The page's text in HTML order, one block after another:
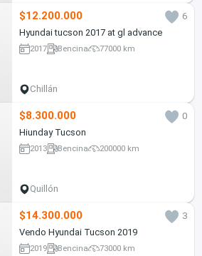
$12.200.000
6
Hyundai tucson 2017 at gl advance
2017 Bencina 77000 km
Chillán
$8.300.000
0
Hiunday Tucson
2013 Bencina 200000 km
Quillón
$14.300.000
3
Vendo Hyundai Tucson 2019
2019 Bencina 73000 km